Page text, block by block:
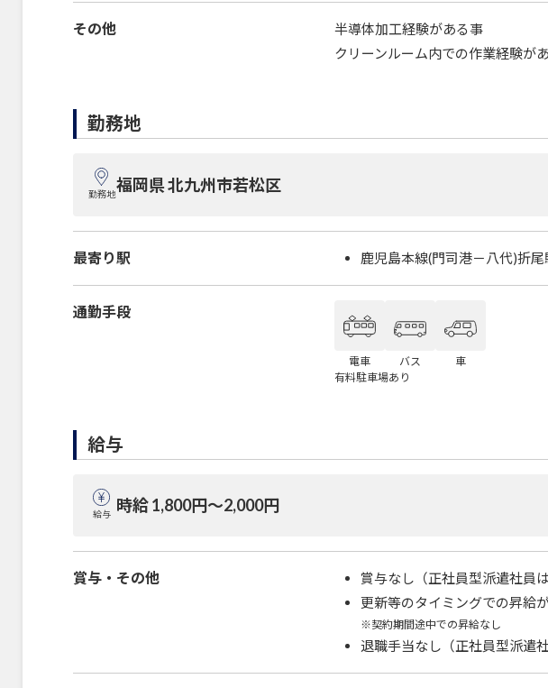
その他
半導体加工経験がある事
クリーンルーム内での作業経験が
勤務地
勤務地福岡県 北九州市若松区
最寄り駅 鹿児島本線(門司港－八代)折
通勤手段
電車 バス
車
有料駐車場あり
給与
給与 時給 1,800円〜2,000円
賞与・その他
賞与なし（正社員型派遣社員は
更新等のタイミングでの昇給
※契約期間途中での昇給なし
退職手当なし（正社員型派遣社